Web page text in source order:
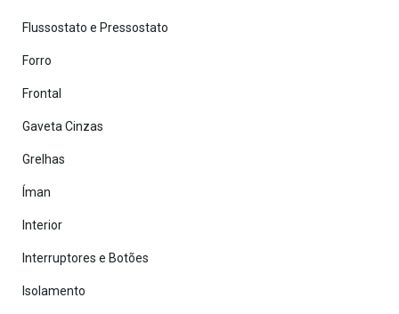
Flussostato e Pressostato
Forro
Frontal
Gaveta Cinzas
Grelhas
Íman
Interior
Interruptores e Botões
Isolamento